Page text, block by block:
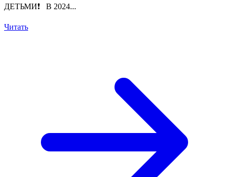
ДЕТЬМИ❗️ В 2024...
Читать